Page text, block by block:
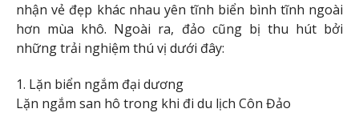
nhận vẻ đẹp khác nhau yên tĩnh biển bình tĩnh ngoài
hơn mùa khô. Ngoài ra, đảo cũng bị thu hút bởi
những trải nghiệm thú vị dưới đây:
1. Lặn biển ngắm đại dương
Lặn ngắm san hô trong khi đi du lịch Côn Đảo